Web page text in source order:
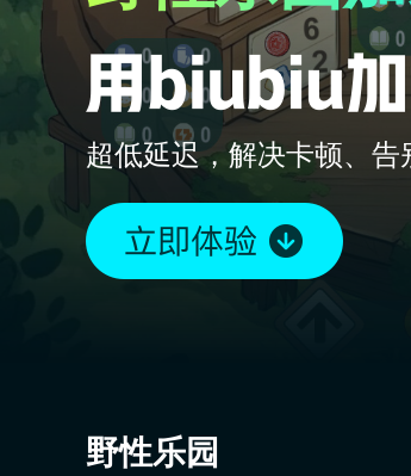
超低延迟，解决卡顿、
野性乐园